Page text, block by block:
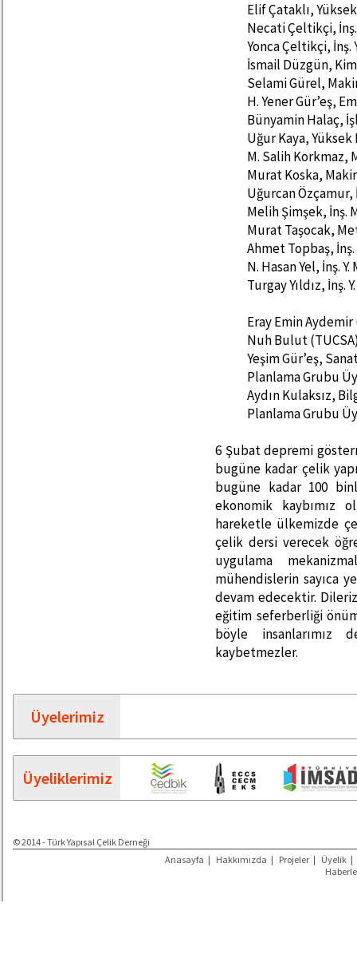
Elif Çataklı,
Necati Çeltikçi, İnş.
Yonca Çeltikçi, İnş.
İsmail Düzgün,
Selami Gürel,
H. Yener Gür’eş,
Bünyamin Halaç,
Uğur Kaya, Yüksek
M. Salih Korkmaz,
Murat Koska,
Uğurcan Özçamur,
Melih Şimşek, İnş.
Murat Taşocak,
Ahmet Topbaş, İnş.
N. Hasan Yel, İnş. Y.
Turgay Yıldız, İnş.
Eray Emin Aydemir
Nuh Bulut
Yeşim Gür’eş,
Planlama Grubu
Aydın Kulaksız,
Planlama Grubu
6 Şubat depremi
bugüne kadar çelik
bugüne kadar 100
ekonomik kaybımız
hareketle ülkemizde
çelik dersi verecek
uygulama
mühendislerin sayıca
devam edecektir.
eğitim seferberliği
böyle insanlarımız
kaybetmezler.
Üyelerimiz
Üyeliklerimiz
© 2014 - Türk Yapısal Çelik Derneği
Anasayfa | Hakkımızda | Projeler | Üyelik |